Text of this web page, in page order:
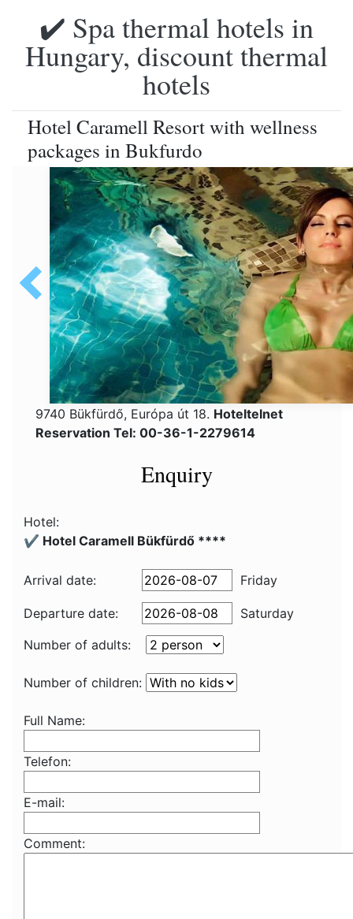
✔️ Spa thermal hotels in
Hungary, discount thermal
hotels
Hotel Caramell Resort with wellness
packages in Bukfurdo
9740 Bükfürdő, Európa út 18. Hoteltelnet
Reservation Tel: 00-36-1-2279614
Enquiry
Hotel:
✔️ Hotel Caramell Bükfürdő ****
Arrival date: Friday
Departure date:
Saturday
Number of adults:
Number of children:
Full Name:
Telefon:
E-mail:
Comment: